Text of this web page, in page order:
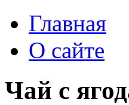
Главная
О сайте
Чай с